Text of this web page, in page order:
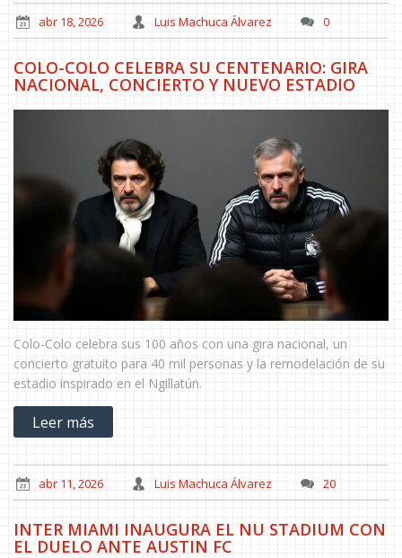
abr 18, 2026 Luis Machuca Álvarez 0
COLO-COLO CELEBRA SU CENTENARIO: GIRA
NACIONAL, CONCIERTO Y NUEVO ESTADIO
Colo-Colo celebra sus 100 años con una gira nacional, un
concierto gratuito para 40 mil personas y la remodelación de su
estadio inspirado en el Ngillatún.
Leer más
abr 11, 2026 Luis Machuca Álvarez 20
INTER MIAMI INAUGURA EL NU STADIUM CON
EL DUELO ANTE AUSTIN FC